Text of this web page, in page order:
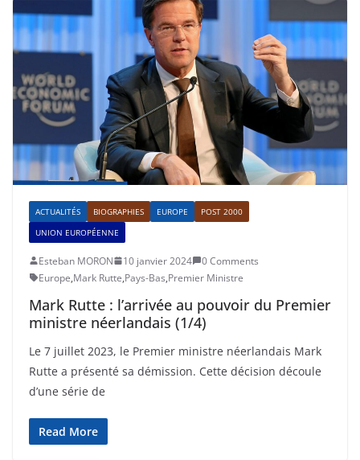
ACTUALITÉS BIOGRAPHIES EUROPE
POST 2000
UNION EUROPÉENNE
Esteban MORON 10 janvier 2024
0 Comments
Europe,Mark Rutte,Pays-Bas,Premier Ministre
Mark Rutte : l’arrivée au pouvoir du Premier
ministre néerlandais (1/4)
Le 7 juillet 2023, le Premier ministre néerlandais Mark
Rutte a présenté sa démission. Cette décision découle
d’une série de
Read More